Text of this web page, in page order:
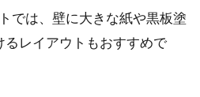
では、壁に大きな紙や黒板塗
レイアウトもおすすめで